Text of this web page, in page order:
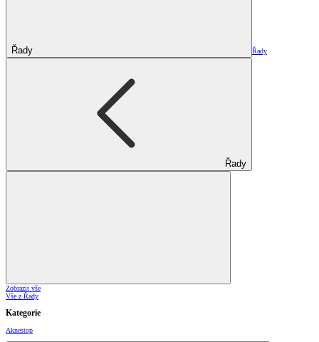
Řady Řady
Řady
Zobrazit vše
Vše z Řady
Kategorie
Aknestop